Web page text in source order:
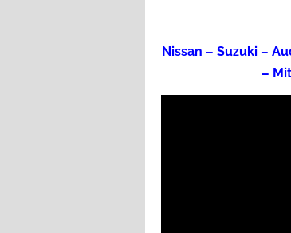
Nissan – Suzuki –
–